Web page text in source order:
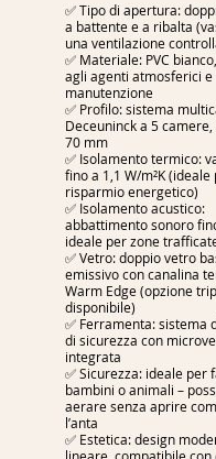
✅ Tipo di apertura:
a battente e a ribalta
una ventilazione
✅ Materiale: PVC
agli agenti atmosferici e
manutenzione
✅ Profilo: sistema
Deceuninck a 5
70 mm
✅ Isolamento termico:
fino a 1,1 W/m²K (ideale
risparmio energetico)
✅ Isolamento acustico:
abbattimento sonoro
ideale per zone
✅ Vetro: doppio vetro
emissivo con canalina
Warm Edge (opzione
disponibile)
✅ Ferramenta: sistema
di sicurezza con
integrata
✅ Sicurezza: ideale per
bambini o animali –
aerare senza aprire
l’anta
✅ Estetica: design